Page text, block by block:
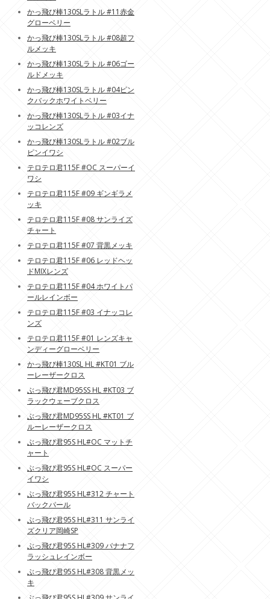
かっ飛び棒130SLラトル #11赤金
グローベリー
かっ飛び棒130SLラトル #08超フ
ルメッキ
かっ飛び棒130SLラトル #06ゴー
ルドメッキ
かっ飛び棒130SLラトル #04ピン
クバックホワイトベリー
かっ飛び棒130SLラトル #03イナ
ッコレンズ
かっ飛び棒130SLラトル #02ブル
ピンイワシ
テロテロ君115F #OC スーパーイ
ワシ
テロテロ君115F #09 ギンギラメ
ッキ
テロテロ君115F #08 サンライズ
チャート
テロテロ君115F #07 背黒メッキ
テロテロ君115F #06 レッドヘッ
ドMIXレンズ
テロテロ君115F #04 ホワイトパ
ールレインボー
テロテロ君115F #03 イナッコレ
ンズ
テロテロ君115F #01 レンズキャ
ンディーグローベリー
かっ飛び棒130SL HL #KT01 ブル
ーレーザークロス
ぶっ飛び君MD95SS HL #KT03 ブ
ラックウェーブクロス
ぶっ飛び君MD95SS HL #KT01 ブ
ルーレーザークロス
ぶっ飛び君95S HL#OC マットチ
ャート
ぶっ飛び君95S HL#OC スーパー
イワシ
ぶっ飛び君95S HL#312 チャート
バックパール
ぶっ飛び君95S HL#311 サンライ
ズクリア岡崎SP
ぶっ飛び君95S HL#309 バナナフ
ラッシュレインボー
ぶっ飛び君95S HL#308 背黒メッ
キ